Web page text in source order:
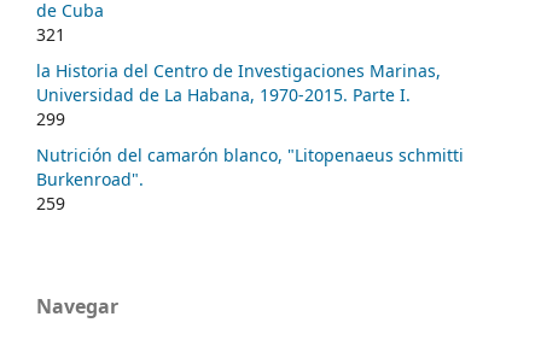
de Cuba
321
la Historia del Centro de Investigaciones Marinas,
Universidad de La Habana, 1970-2015. Parte I.
299
Nutrición del camarón blanco, "Litopenaeus schmitti
Burkenroad".
259
Navegar